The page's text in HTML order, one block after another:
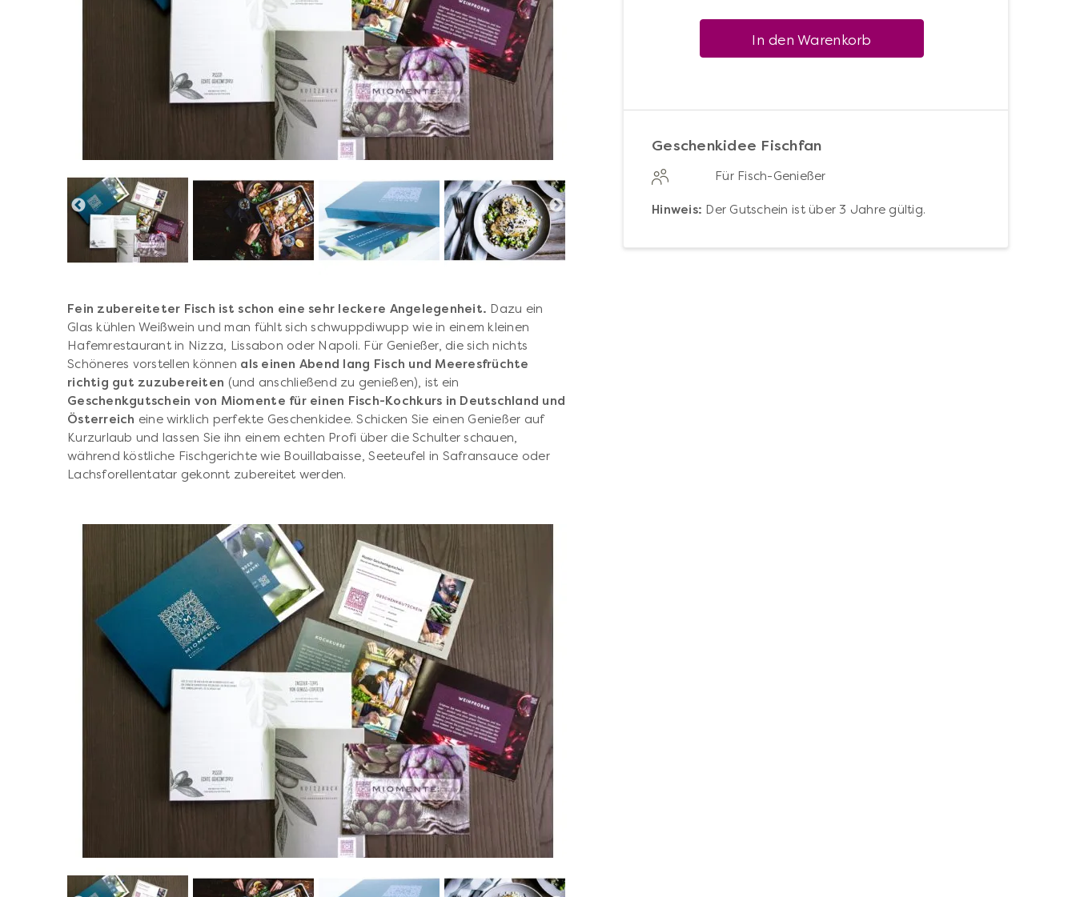
Fein zubereiteter Fisch ist schon eine sehr leckere Angelegenheit. Dazu ein
Glas kühlen Weißwein und man fühlt sich schwuppdiwupp wie in einem kleinen
Hafemrestaurant in Nizza, Lissabon oder Napoli. Für Genießer, die sich nichts
Schöneres vorstellen können als einen Abend lang Fisch und Meeresfrüchte
richtig gut zuzubereiten (und anschließend zu genießen), ist ein
Geschenkgutschein von Miomente für einen Fisch-Kochkurs in Deutschland und
Österreich eine wirklich perfekte Geschenkidee. Schicken Sie einen Genießer auf
Kurzurlaub und lassen Sie ihn einem echten Profi über die Schulter schauen,
während köstliche Fischgerichte wie Bouillabaisse, Seeteufel in Safransauce oder
Lachsforellentatar gekonnt zubereitet werden.
In den Warenkorb
Geschenkidee Fischfan
Für Fisch-Genießer
Hinweis: Der Gutschein ist über 3 Jahre gültig.